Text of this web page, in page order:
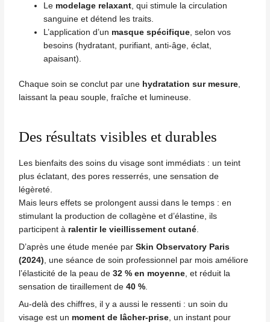
Le modelage relaxant , qui stimule la circulation
sanguine et détend les traits.
L’application d’un masque spécifique , selon vos
besoins (hydratant, purifiant, anti-âge, éclat,
apaisant).
Chaque soin se conclut par une hydratation sur mesure,
laissant la peau souple, fraîche et lumineuse.
Des résultats visibles et durables
Les bienfaits des soins du visage sont immédiats : un teint
plus éclatant, des pores resserrés, une sensation de
légèreté.
Mais leurs effets se prolongent aussi dans le temps : en
stimulant la production de collagène et d’élastine, ils
participent à ralentir le vieillissement cutané.
D’après une étude menée parSkin Observatory Paris
(2024), une séance de soin professionnel par mois améliore
l’élasticité de la peau de32 % en moyenne, et réduit la
sensation de tiraillement de40 %.
Au-delà des chiffres, il y a aussi le ressenti : un soin du
visage est un moment de lâcher-prise , un instant pour